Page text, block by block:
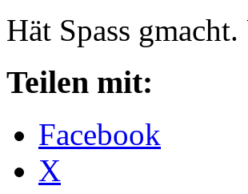
Hät Spass
Teilen mit:
Facebook
X